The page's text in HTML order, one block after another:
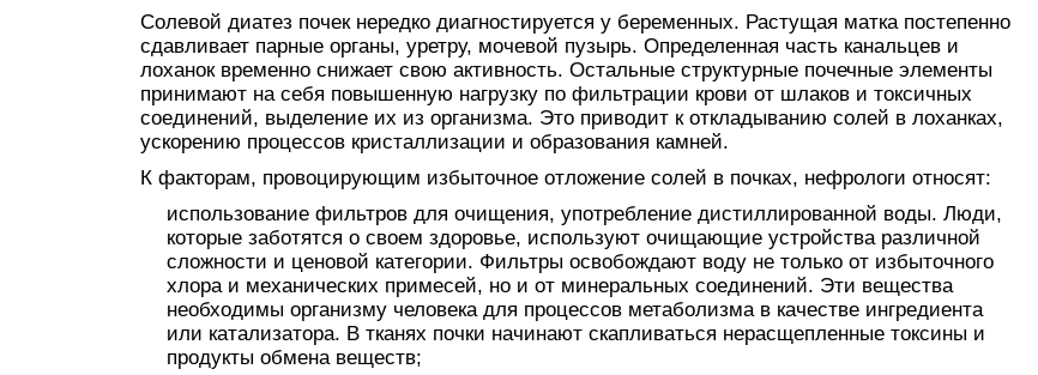
Солевой диатез почек нередко диагностируется у беременных. Растущая матка постепенно
сдавливает парные органы, уретру, мочевой пузырь. Определенная часть канальцев и
лоханок временно снижает свою активность. Остальные структурные почечные элементы
принимают на себя повышенную нагрузку по фильтрации крови от шлаков и токсичных
соединений, выделение их из организма. Это приводит к откладыванию солей в лоханках,
ускорению процессов кристаллизации и образования камней.
К факторам, провоцирующим избыточное отложение солей в почках, нефрологи относят:
использование фильтров для очищения, употребление дистиллированной воды. Люди,
которые заботятся о своем здоровье, используют очищающие устройства различной
сложности и ценовой категории. Фильтры освобождают воду не только от избыточного
хлора и механических примесей, но и от минеральных соединений. Эти вещества
необходимы организму человека для процессов метаболизма в качестве ингредиента
или катализатора. В тканях почки начинают скапливаться нерасщепленные токсины и
продукты обмена веществ;